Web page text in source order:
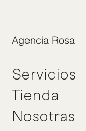
Agencia Rosa
Servicios
Tienda
Nosotras